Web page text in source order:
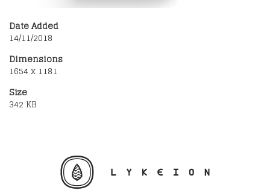
Date Added
14/11/2018
Dimensions
1654 x 1181
Size
342 KB